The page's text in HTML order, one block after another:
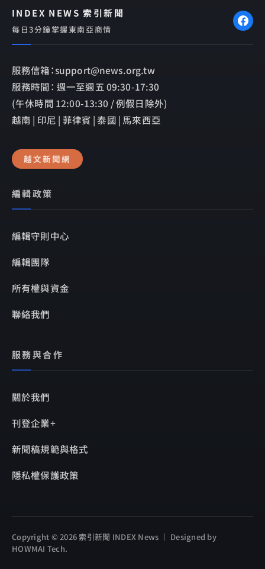
INDEX NEWS 索引新聞
每日3分鐘掌握東南亞商情
服務信箱：support@news.org.tw
服務時間： 週一至週五 09:30-17:30
(午休時間 12:00-13:30 / 例假日除外)
越南 | 印尼 | 菲律賓 | 泰國 | 馬來西亞
越文新聞網
編輯政策
編輯守則中心
編輯團隊
所有權與資金
聯絡我們
服務與合作
關於我們
刊登企業+
新聞稿規範與格式
隱私權保護政策
Copyright © 2026 索引新聞 INDEX News ｜ Designed by
HOWMAI Tech.